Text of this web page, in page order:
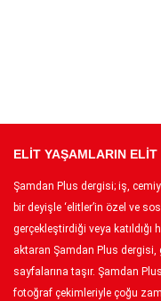
ELİT YAŞAMLARIN ELİT
Şamdan Plus dergisi; iş,
bir deyişle ‘elitler’in özel ve
gerçekleştirdiği veya katıldığı
aktaran Şamdan Plus dergisi,
sayfalarına taşır. Şamdan
fotoğraf çekimleriyle çoğu